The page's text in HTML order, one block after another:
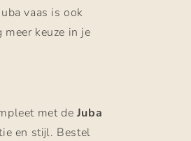
vaas is ook
keuze in je
met de Juba
en stijl. Bestel